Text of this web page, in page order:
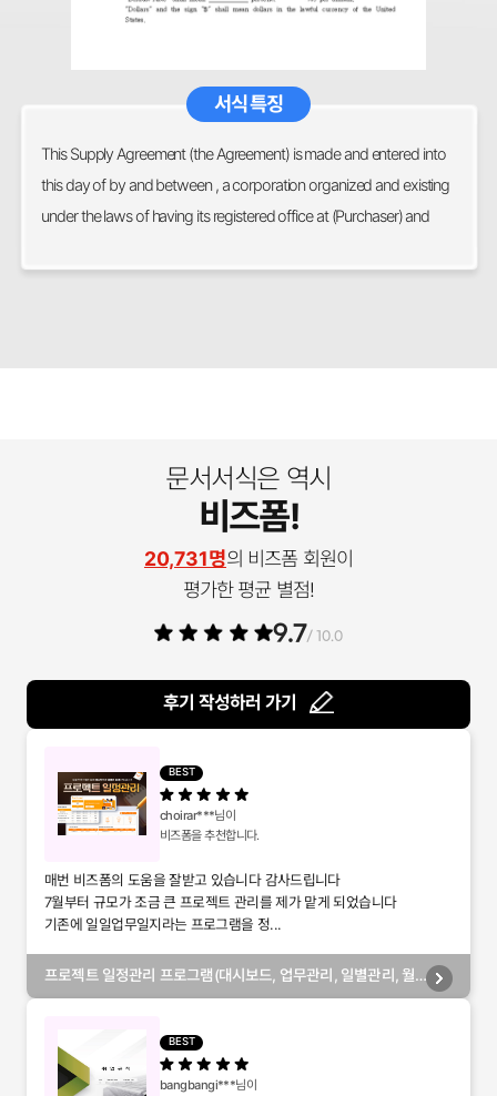
서식 특징
This Supply Agreement (the Agreement) is made and entered into
this day of by and between , a corporation organized and existing
under the laws of having its registered office at (Purchaser) and
문서서식은 역시
비즈폼!
20,731명의 비즈폼 회원이
평가한 평균 별점!
9.7/ 10.0
후기 작성하러 가기
BEST
choirar***님이
비즈폼을 추천합니다.
매번 비즈폼의 도움을 잘받고 있습니다 감사드립니다
7월부터 규모가 조금 큰 프로젝트 관리를 제가 맡게 되었습니다
기존에 일일업무일지라는 프로그램을 정...
프로젝트 일정관리 프로그램(대시보드, 업무관리, 일별관리, 월
BEST
bangbangi***님이